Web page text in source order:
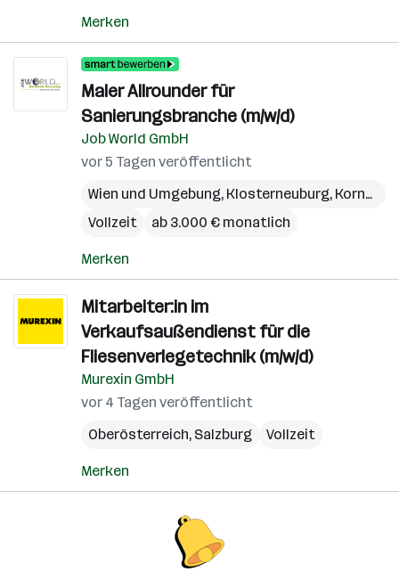
Merken
Maler Allrounder für
Sanierungsbranche (m/w/d)
Job World GmbH
vor 5 Tagen veröffentlicht
Wien und Umgebung, Klosterneuburg, Korneuburg
Vollzeit
ab 3.000 € monatlich
Merken
Mitarbeiter:in im
Verkaufsaußendienst für die
Fliesenverlegetechnik (m/w/d)
Murexin GmbH
vor 4 Tagen veröffentlicht
Oberösterreich, Salzburg Vollzeit
Merken